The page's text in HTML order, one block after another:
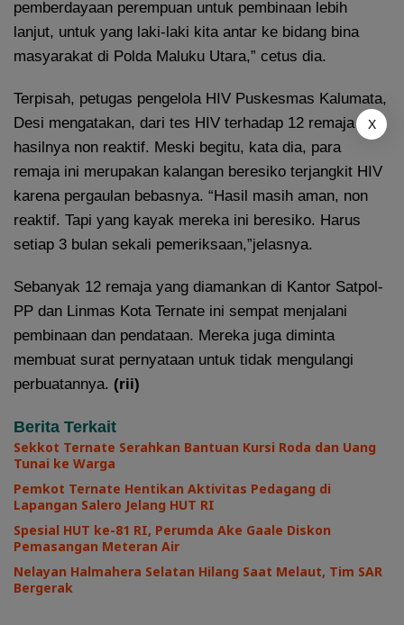
pemberdayaan perempuan untuk pembinaan lebih
lanjut, untuk yang laki-laki kita antar ke bidang bina
masyarakat di Polda Maluku Utara,” cetus dia.
Terpisah, petugas pengelola HIV Puskesmas Kalumata,
Desi mengatakan, dari tes HIV terhadap 12 remaja ini
hasilnya non reaktif. Meski begitu, kata dia, para
remaja ini merupakan kalangan beresiko terjangkit HIV
karena pergaulan bebasnya. “Hasil masih aman, non
reaktif. Tapi yang kayak mereka ini beresiko. Harus
setiap 3 bulan sekali pemeriksaan,”jelasnya.
Sebanyak 12 remaja yang diamankan di Kantor Satpol-
PP dan Linmas Kota Ternate ini sempat menjalani
pembinaan dan pendataan. Mereka juga diminta
membuat surat pernyataan untuk tidak mengulangi
perbuatannya. (rii)
Berita Terkait
Sekkot Ternate Serahkan Bantuan Kursi Roda dan Uang
Tunai ke Warga
Pemkot Ternate Hentikan Aktivitas Pedagang di
Lapangan Salero Jelang HUT RI
Spesial HUT ke-81 RI, Perumda Ake Gaale Diskon
Pemasangan Meteran Air
Nelayan Halmahera Selatan Hilang Saat Melaut, Tim SAR
Bergerak
X